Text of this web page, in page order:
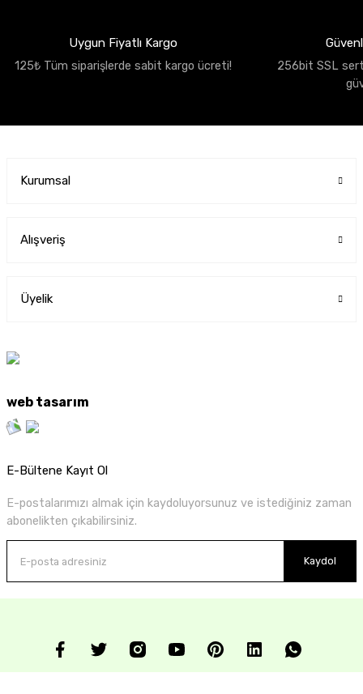
Uygun Fiyatlı Kargo
125₺ Tüm siparişlerde sabit kargo ücreti!
256bit SSL
Kurumsal
Alışveriş
Üyelik
web tasarım
E-Bültene Kayıt Ol
E-postalarımızı almak için kaydoluyorsunuz ve istediğiniz zaman
abonelikten çıkabilirsiniz.
Kaydol